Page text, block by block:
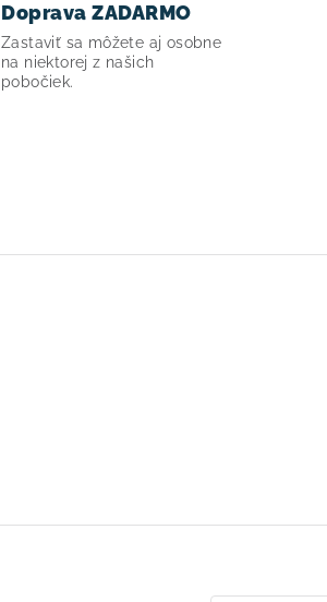
Doprava ZADARMO
Zastaviť sa môžete aj osobne
na niektorej z našich
pobočiek.